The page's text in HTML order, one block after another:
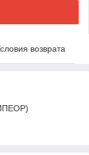
возврата